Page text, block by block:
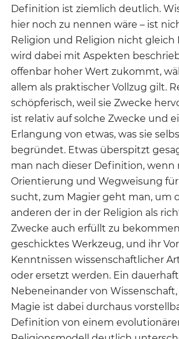
Definition ist ziemlich deutlich.
hier noch zu nennen wäre – ist
Religion und Religion nicht gleich
wird dabei mit Aspekten
offenbar hoher Wert zukommt,
allem als praktischer Vollzug gilt.
schöpferisch, weil sie Zwecke
ist relativ auf solche Zwecke und
Erlangung von etwas, was sie
begründet. Etwas überspitzt
man nach dieser Definition, wenn
Orientierung und Wegweisung
sucht, zum Magier geht man, um
anderen der in der Religion als
Zwecke auch erfüllt zu
geschicktes Werkzeug, und ihr
Kenntnissen wissenschaftlicher
oder ersetzt werden. Ein
Nebeneinander von
Magie ist dabei durchaus
Definition von einem